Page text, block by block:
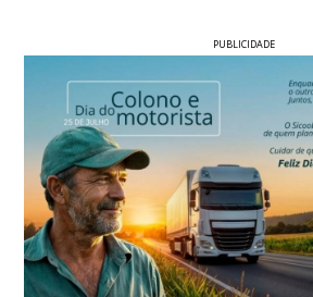
PUBLICIDADE